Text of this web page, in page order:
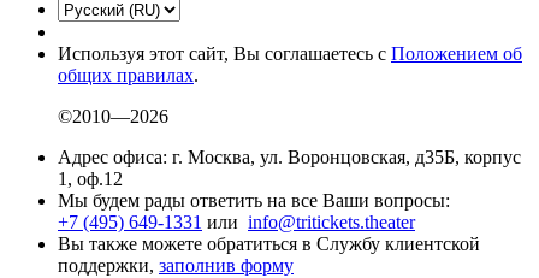
Используя этот сайт, Вы соглашаетесь с Положением об
общих правилах.
©2010—2026
Адрес офиса: г. Москва, ул. Воронцовская, д35Б, корпус
1, оф.12
Мы будем рады ответить на все Ваши вопросы:
+7 (495) 649-1331 или info@tritickets.theater
Вы также можете обратиться в Службу клиентской
поддержки, заполнив форму